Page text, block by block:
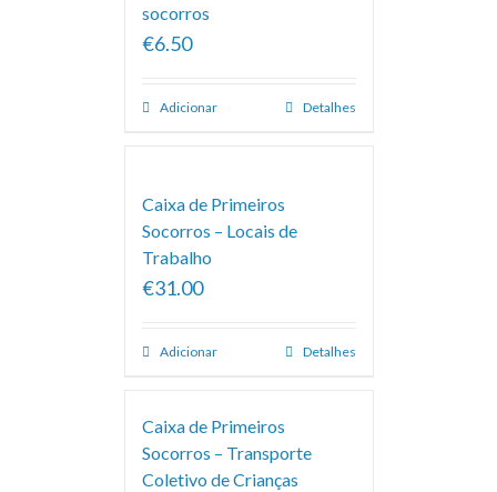
socorros
€6.50
Adicionar Detalhes
Caixa de Primeiros
Socorros – Locais de
Trabalho
€31.00
Adicionar Detalhes
Caixa de Primeiros
Socorros – Transporte
Coletivo de Crianças